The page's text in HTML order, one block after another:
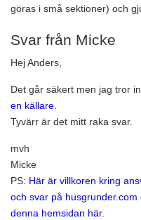
göras i små sektioner) och
Svar från Micke
Hej Anders,
Det går säkert men jag tror
en källare.
Tyvärr är det mitt raka svar.
mvh
Micke
PS: Här är villkoren kring
och svar på husgrunder.com
denna hemsidan här.